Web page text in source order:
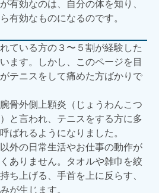
有効なのは、自分の体を知り、
有効なものになるのです。
ている方の３〜５割が経験した
ます。しかし、このページを目
テニスをして痛めた方ばかりで
骨外側上顆炎（じょうわんこつ
と言われ、テニスをする方に多
ばれるようになりました。
外の日常生活やお仕事の動作が
ありません。タオルや雑巾を絞
ち上げる、手首を上に反らす、
が生じます。